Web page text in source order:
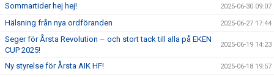
Sommartider hej hej! 2025-06-30 09:07
Hälsning från nya ordföranden 2025-06-27 17:44
Seger för Årsta Revolution – och stort tack till alla på EKEN
CUP 2025!
2025-06-19 14:23
Ny styrelse för Årsta AIK HF! 2025-06-18 19:57